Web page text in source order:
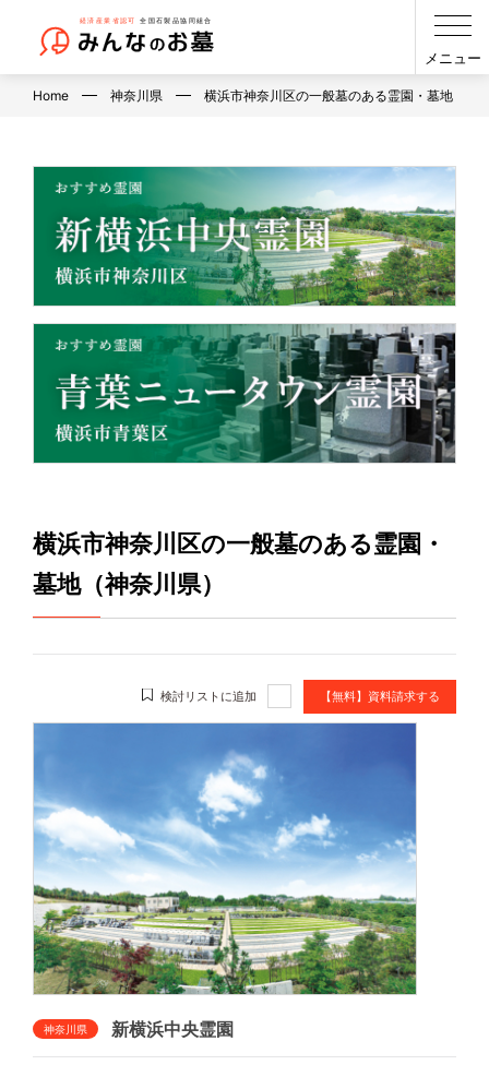
メニュー
Home 神奈川県 横浜市神奈川区の一般墓のある霊園・墓地（神
横浜市神奈川区の一般墓のある霊園・
墓地（神奈川県）
検討リストに追加 【無料】資料請求する
神奈川県 新横浜中央霊園